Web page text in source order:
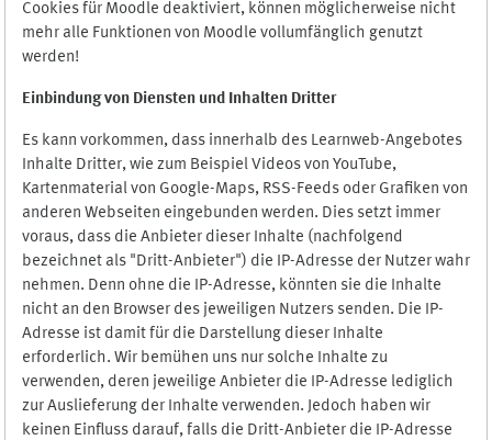
Cookies für Moodle deaktiviert, können möglicherweise nicht
mehr alle Funktionen von Moodle vollumfänglich genutzt
werden!
Einbindung von Diensten und Inhalten Dritter
Es kann vorkommen, dass innerhalb des Learnweb-Angebotes
Inhalte Dritter, wie zum Beispiel Videos von YouTube,
Kartenmaterial von Google-Maps, RSS-Feeds oder Grafiken von
anderen Webseiten eingebunden werden. Dies setzt immer
voraus, dass die Anbieter dieser Inhalte (nachfolgend
bezeichnet als "Dritt-Anbieter") die IP-Adresse der Nutzer wahr
nehmen. Denn ohne die IP-Adresse, könnten sie die Inhalte
nicht an den Browser des jeweiligen Nutzers senden. Die IP-
Adresse ist damit für die Darstellung dieser Inhalte
erforderlich. Wir bemühen uns nur solche Inhalte zu
verwenden, deren jeweilige Anbieter die IP-Adresse lediglich
zur Auslieferung der Inhalte verwenden. Jedoch haben wir
keinen Einfluss darauf, falls die Dritt-Anbieter die IP-Adresse